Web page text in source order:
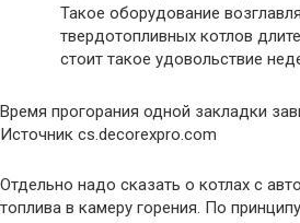
Такое оборудование
твердотопливных котлов
стоит такое удовольствие
Время прогорания одной закладки
Источник cs.decorexpro.com
Отдельно надо сказать о котлах с
топлива в камеру горения. По